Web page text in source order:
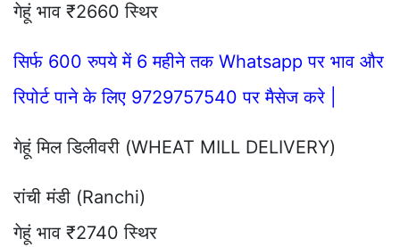
गेहूं भाव ₹2660 स्थिर
सिर्फ 600 रुपये में 6 महीने तक Whatsapp पर भाव और
रिपोर्ट पाने के लिए 9729757540 पर मैसेज करे |
गेहूं मिल डिलीवरी (WHEAT MILL DELIVERY)
रांची मंडी (Ranchi)
गेहूं भाव ₹2740 स्थिर